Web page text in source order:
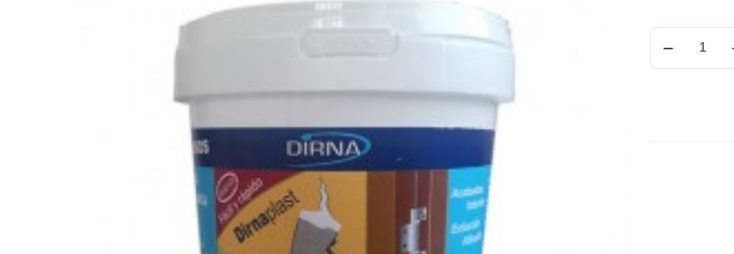
Masilla
Plástica
en